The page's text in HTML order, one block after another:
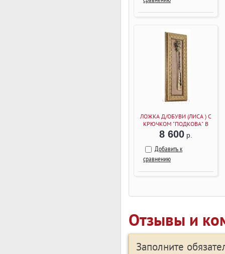
ЛОЖКА Д/ОБУВИ (ЛИСА ) С
КРЮЧКОМ "ПОДКОВА" В
РАМКЕ (БАГЕТ БЕЖЕВЫЙ)
8 600 р.
Добавить к
сравнению
Отзывы и
Заполните